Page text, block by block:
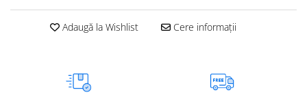
Adaugă la Wishlist Cere informații